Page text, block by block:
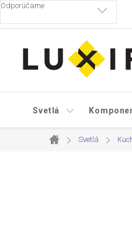
Prejsť
obsah
Svetlá
Domov
Svetlá